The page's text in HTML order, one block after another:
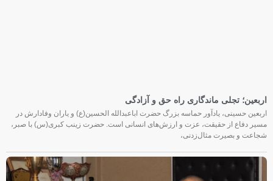
اربعین؛ تجلی ماندگاری راه حق و آزادگی
اربعین حسینی، یادآور حماسه بزرگ حضرت اباعبدالله الحسین(ع) و یاران وفادارش در
مسیر دفاع از حقیقت، عزت و ارزش‌های انسانی است. حضرت زینب کبری(س) با صبر،
شجاعت و بصیرت مثال‌زدنی،